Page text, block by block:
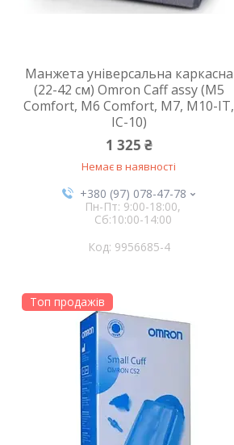
Манжета універсальна каркасна
(22-42 см) Omron Caff assy (М5
Comfort, М6 Comfort, М7, М10-IT,
IC-10)
1 325 ₴
Немає в наявності
+380 (97) 078-47-78
Пн-Пт: 9:00-18:00,
Сб:10:00-14:00
9956685-4
Топ продажів